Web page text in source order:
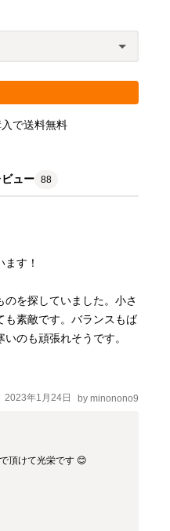
1セン
で送料無料
ュー 88
す！
を探していました。小さ
も素敵です。バランスもば
のも頑張れそうです。
2023年1月24日 by minonono9
頂けて光栄です 😊